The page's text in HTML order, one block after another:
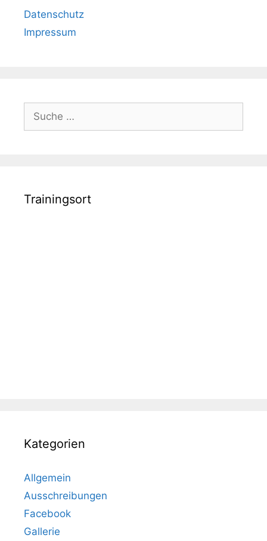
Datenschutz
Impressum
nach:
Trainingsort
Kategorien
Allgemein
Ausschreibungen
Facebook
Gallerie